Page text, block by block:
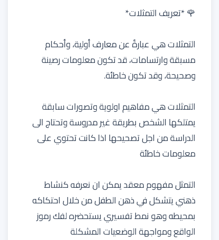
🌹 *تعريف التمثلات*
التمثلات هي عبارةٌ عن معارف أولية، وأحكام
مسبقة وارتسامات، قد تكون معلومات رصينة
وصحيحة، وقد تكون خاطئة.
التمثلات هي مفاهيم اولوية وتصورات سابقة
يمتلكها الشخص بطريقة غير مدروسة وتحتاج الى
الدراسة من اجل تصحيحها اذا كانت تحتوي على
معلومات خاطئة
التمثل مفهوم معقد يمكن ان نعرفه كنشاط
ذهني يتشكل في ذهن الطفل من خلال احتكاكه
بمحيطه وهو نمط تفسيري يستحضره لفك رموز
الواقع ومواجهة الوضعيات المشكلة